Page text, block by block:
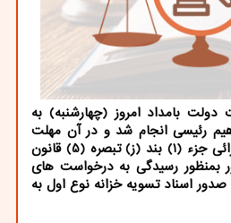
بامداد امروز (چهارشنبه) به
رئیسی انجام شد و در آن مهلت
های مقرر در بخشنامه اجرائی جزء (1) بند (ز) تبصره (5) قانون
کل کشور بمنظور رسیدگی به درخواست های
اسناد تسویه خزانه نوع اول به